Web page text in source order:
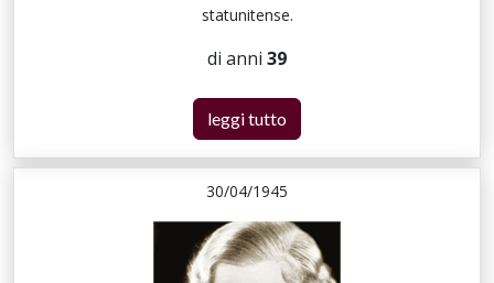
statunitense.
di anni 39
leggi tutto
30/04/1945